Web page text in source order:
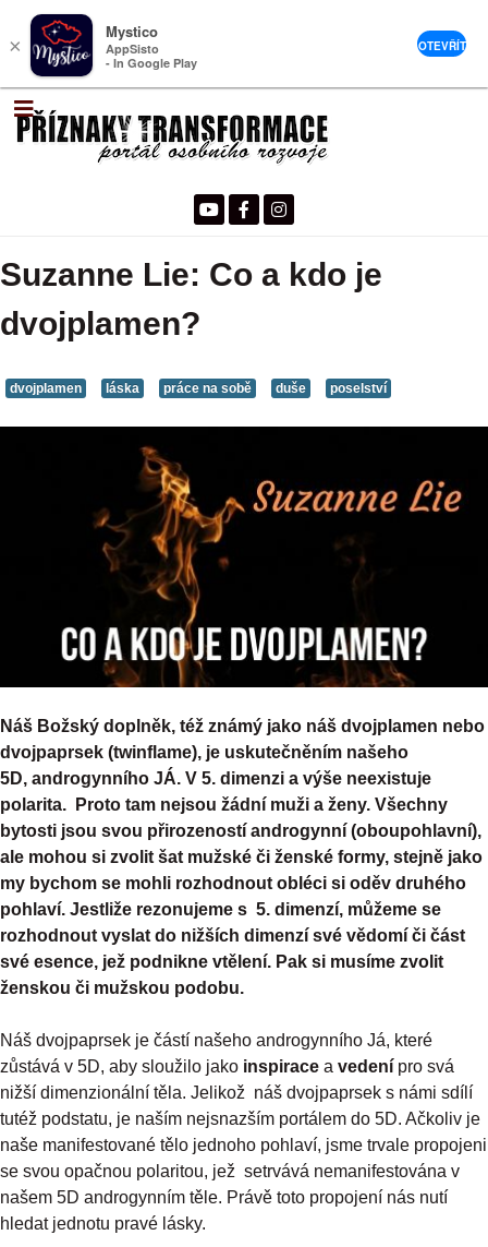
Suzanne Lie: Co a kdo je
dvojplamen?
dvojplamen láska práce na sobě duše poselství
Náš Božský doplněk, též známý jako náš dvojplamen nebo
dvojpaprsek (twinflame), je uskutečněním našeho
5D, androgynního JÁ. V 5. dimenzi a výše neexistuje
polarita. Proto tam nejsou žádní muži a ženy. Všechny
bytosti jsou svou přirozeností androgynní (oboupohlavní),
ale mohou si zvolit šat mužské či ženské formy, stejně jako
my bychom se mohli rozhodnout obléci si oděv druhého
pohlaví. Jestliže rezonujeme s 5. dimenzí, můžeme se
rozhodnout vyslat do nižších dimenzí své vědomí či část
své esence, jež podnikne vtělení. Pak si musíme zvolit
ženskou či mužskou podobu.
Náš dvojpaprsek je částí našeho androgynního Já, které
zůstává v 5D, aby sloužilo jako inspirace a vedení pro svá
nižší dimenzionální těla. Jelikož náš dvojpaprsek s námi sdílí
tutéž podstatu, je naším nejsnazším portálem do 5D. Ačkoliv je
naše manifestované tělo jednoho pohlaví, jsme trvale propojeni
se svou opačnou polaritou, jež setrvává nemanifestována v
našem 5D androgynním těle. Právě toto propojení nás nutí
hledat jednotu pravé lásky.
×
Mystico
AppSisto
- In Google Play
OTEVŘÍT